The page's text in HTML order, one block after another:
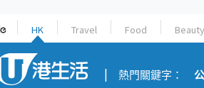
HK Travel Food Beauty
熱門關鍵字：